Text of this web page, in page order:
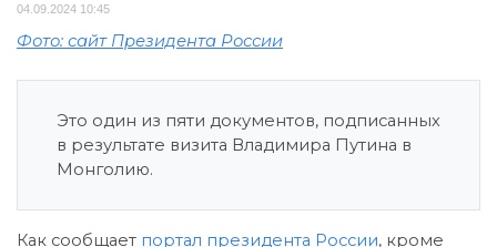
04.09.2024 10:45
Фото: сайт Президента России
Это один из пяти документов, подписанных
в результате визита Владимира Путина в
Монголию.
Как сообщает портал президента России, кроме